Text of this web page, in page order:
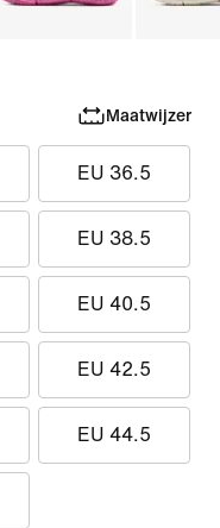
Maatwijzer
EU 36.5
EU 38.5
EU 40.5
EU 42.5
EU 44.5